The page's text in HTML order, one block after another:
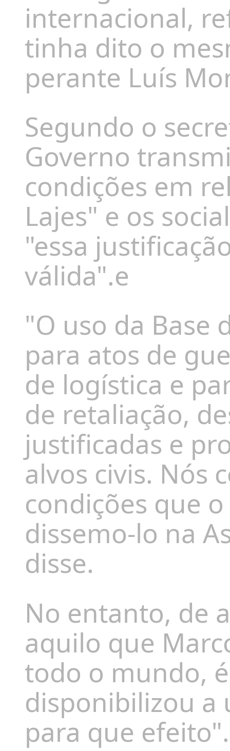
internacional,
tinha dito o
perante Luís
Segundo o
Governo
condições em
Lajes" e os
"essa
válida".e
"O uso da Base
para atos de
de logística e
de retaliação,
justificadas e
alvos civis. Nós
condições que
dissemo-lo na
disse.
No entanto, de
aquilo que
todo o mundo,
disponibilizou
para que efeito".